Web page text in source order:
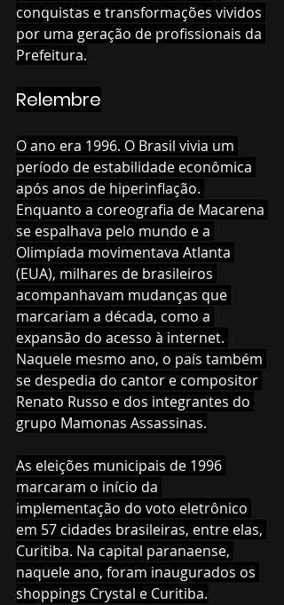
conquistas e transformações vividos
por uma geração de profissionais da
Prefeitura.
Relembre
O ano era 1996. O Brasil vivia um
período de estabilidade econômica
após anos de hiperinflação.
Enquanto a coreografia de Macarena
se espalhava pelo mundo e a
Olimpíada movimentava Atlanta
(EUA), milhares de brasileiros
acompanhavam mudanças que
marcariam a década, como a
expansão do acesso à internet.
Naquele mesmo ano, o país também
se despedia do cantor e compositor
Renato Russo e dos integrantes do
grupo Mamonas Assassinas.
As eleições municipais de 1996
marcaram o início da
implementação do voto eletrônico
em 57 cidades brasileiras, entre elas,
Curitiba. Na capital paranaense,
naquele ano, foram inaugurados os
shoppings Crystal e Curitiba.